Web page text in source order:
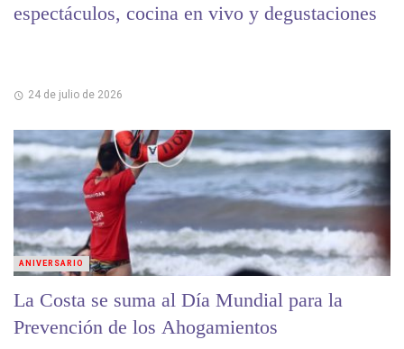
espectáculos, cocina en vivo y degustaciones
24 de julio de 2026
La Costa se suma al Día Mundial para la
Prevención de los Ahogamientos
ANIVERSARIO